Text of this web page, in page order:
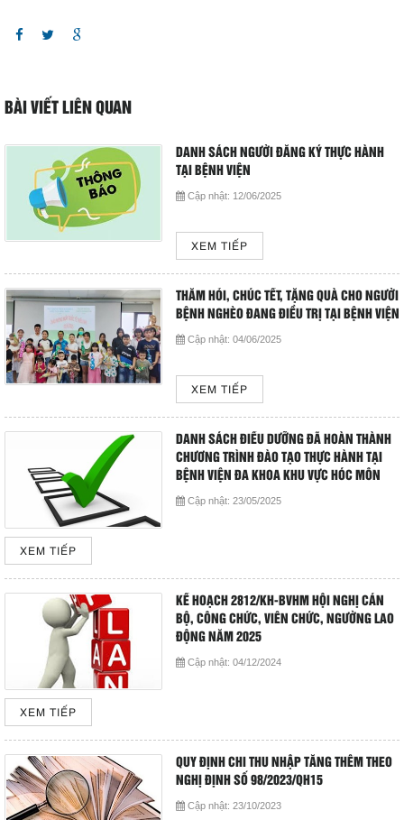
BÀI VIẾT LIÊN QUAN
DANH SÁCH NGƯỜI ĐĂNG KÝ THỰC HÀNH
TẠI BỆNH VIỆN
Cập nhật: 12/06/2025
XEM TIẾP
THĂM HỎI, CHÚC TẾT, TẶNG QUÀ CHO NGƯỜI
BỆNH NGHÈO ĐANG ĐIỀU TRỊ TẠI BỆNH VIỆN
Cập nhật: 04/06/2025
XEM TIẾP
DANH SÁCH ĐIỀU DƯỠNG ĐÃ HOÀN THÀNH
CHƯƠNG TRÌNH ĐÀO TẠO THỰC HÀNH TẠI
BỆNH VIỆN ĐA KHOA KHU VỰC HÓC MÔN
Cập nhật: 23/05/2025
XEM TIẾP
KẾ HOẠCH 2812/KH-BVHM HỘI NGHỊ CÁN
BỘ, CÔNG CHỨC, VIÊN CHỨC, NGƯỜNG LAO
ĐỘNG NĂM 2025
Cập nhật: 04/12/2024
XEM TIẾP
QUY ĐỊNH CHI THU NHẬP TĂNG THÊM THEO
NGHỊ ĐỊNH SỐ 98/2023/QH15
Cập nhật: 23/10/2023